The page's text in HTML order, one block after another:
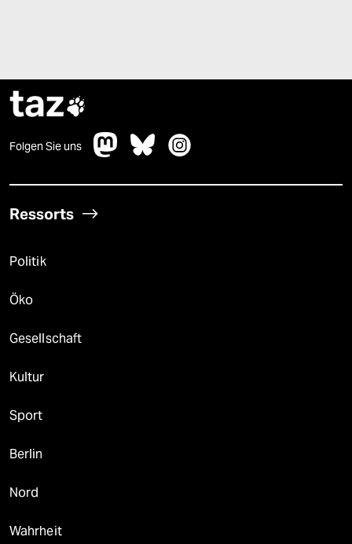
taz
Folgen Sie uns
Ressorts
Politik
Öko
Gesellschaft
Kultur
Sport
Berlin
Nord
Wahrheit